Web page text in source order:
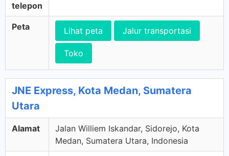
telepon
Peta Lihat peta Jalur transportasi
Toko
JNE Express, Kota Medan, Sumatera
Utara
Alamat
Jalan Williem Iskandar, Sidorejo, Kota
Medan, Sumatera Utara, Indonesia